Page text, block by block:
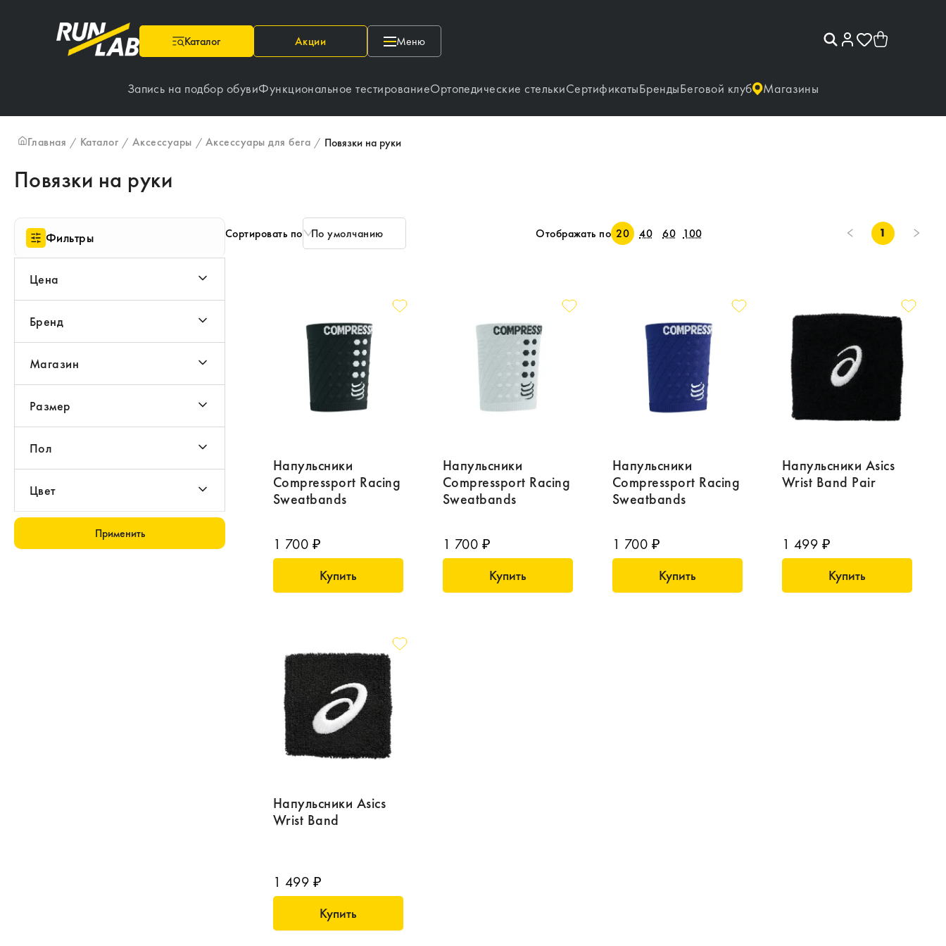
Каталог Акции Меню
Запись на подбор обувиФункциональное тестированиеОртопедические стелькиСертификатыБрендыБеговой клуб Магазины
Главная / Каталог / Аксессуары / Аксессуары для бега / Повязки на руки
Повязки на руки
Фильтры
Цена
Бренд
Магазин
Размер
Пол
Цвет
Применить
Сортировать по По умолчанию Отображать по 20 40 60 100 1
Напульсники
Compressport Racing
Sweatbands
1 700 ₽
Купить
Напульсники
Compressport Racing
Sweatbands
1 700 ₽
Купить
Напульсники
Compressport Racing
Sweatbands
1 700 ₽
Купить
Напульсники Asics
Wrist Band Pair
1 499 ₽
Купить
Напульсники Asics
Wrist Band
1 499 ₽
Купить